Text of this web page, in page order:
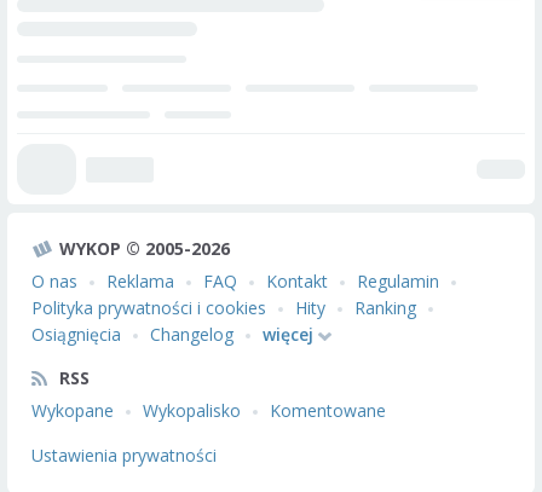
WYKOP © 2005-2026
O nas
Reklama FAQ Kontakt
Regulamin
Polityka prywatności i cookies
Hity
Ranking
Osiągnięcia
Changelog
więcej
RSS
Wykopane
Wykopalisko
Komentowane
Ustawienia prywatności